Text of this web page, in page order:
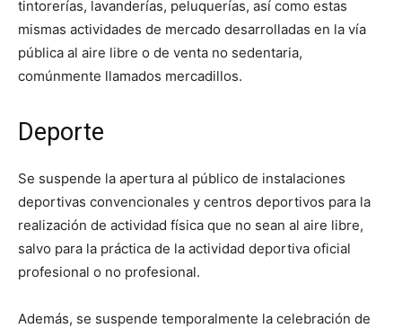
tintorerías, lavanderías, peluquerías, así como estas
mismas actividades de mercado desarrolladas en la vía
pública al aire libre o de venta no sedentaria,
comúnmente llamados mercadillos.
Deporte
Se suspende la apertura al público de instalaciones
deportivas convencionales y centros deportivos para la
realización de actividad física que no sean al aire libre,
salvo para la práctica de la actividad deportiva oficial
profesional o no profesional.
Además, se suspende temporalmente la celebración de